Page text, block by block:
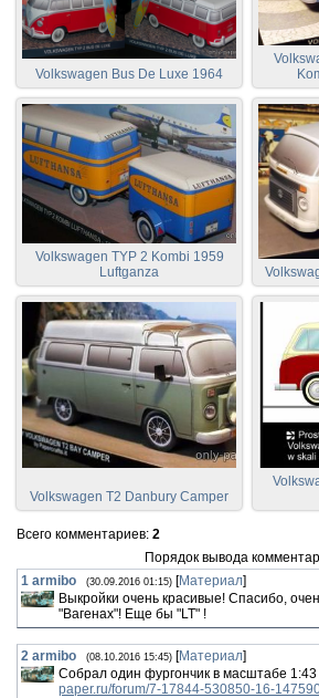
Volkswagen Bus De Luxe 1964
Volkswagen TYP 2 Kombi 1959
Luftganza
Volkswagen T2 Danbury Camper
Всего комментариев: 2
Порядок вывода
1 armibo (30.09.2016 01:15) [Материал]
Выкройки очень красивые! Спасибо,
"Вагенах"! Еще бы "LT" !
2 armibo (08.10.2016 15:45) [Материал]
Собрал один фургончик в масштабе 1:43
paper.ru/forum/7-17844-530850-16-